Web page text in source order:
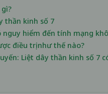
thần kinh số 7
nguy hiểm đến tính mạng
điều trị như thế nào?
Liệt dây thần kinh số 7